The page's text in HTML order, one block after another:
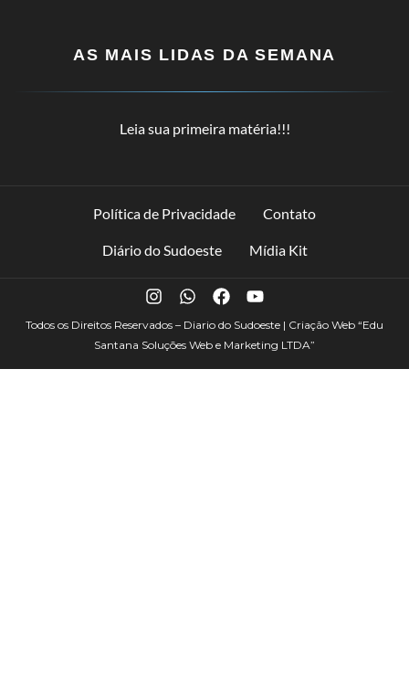
AS MAIS LIDAS DA SEMANA
Leia sua primeira matéria!!!
Política de Privacidade Contato
Diário do Sudoeste Mídia Kit
Todos os Direitos Reservados – Diario do Sudoeste | Criação Web “Edu
Santana Soluções Web e Marketing LTDA”